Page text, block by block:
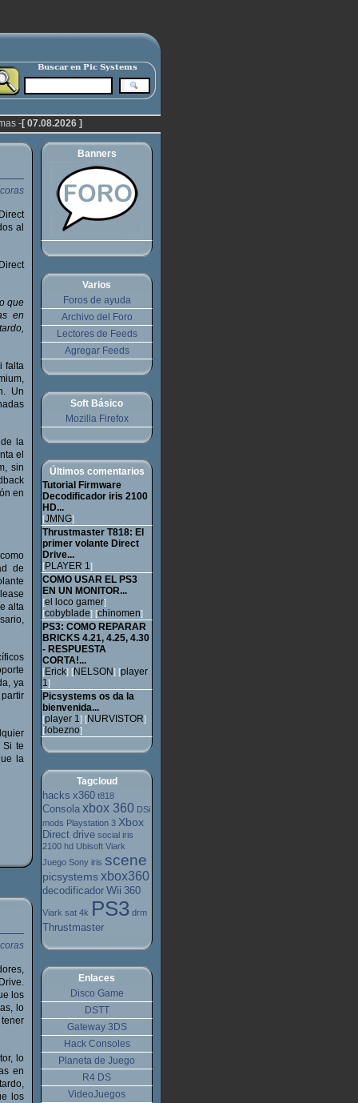
-[ 07.08.2026 ]
al
que
en
falta
Un
la
el
sin
en
de
alta
ya
Si te
la
los
lo
lo
en
los
Banners
Varios
Foros de ayuda
Archivo del Foro
Lectores de Feeds
Agregar Feeds
Soft Básico
Mozilla Firefox
Últimos comentarios
Tutorial Firmware
Decodificador iris 2100
HD...
[JMNG]
Thrustmaster T818: El
primer volante Direct
Drive...
[PLAYER 1]
COMO USAR EL PS3
EN UN MONITOR...
[el loco gamer]
[cobyblade] [chinomen]
PS3: COMO REPARAR
BRICKS 4.21, 4.25, 4.30
- RESPUESTA
CORTA!...
[Erick] [NELSON] [player
1]
Picsystems os da la
bienvenida...
[player 1] [NURVISTOR]
[ lobezno]
Tagcloud
hacks x360 t818
Consola xbox 360 DSi
mods Playstation 3 Xbox
Direct drive social iris
2100 hd Ubisoft Viark
Juego Sony iris scene
picsystemsxbox360
decodificador Wii 360
Viark sat 4k PS3 drm
Thrustmaster
Enlaces
Disco Game
DSTT
Gateway 3DS
Hack Consoles
Planeta de Juego
R4 DS
VideoJuegos